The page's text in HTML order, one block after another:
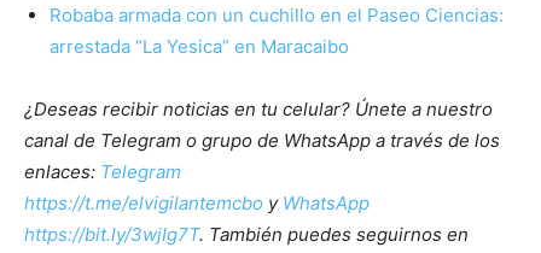
Robaba armada con un cuchillo en el Paseo Ciencias:
arrestada “La Yesica” en Maracaibo
¿Deseas recibir noticias en tu celular? Únete a nuestro
canal de Telegram o grupo de WhatsApp a través de los
enlaces: Telegram
https://t.me/elvigilantemcbo y WhatsApp
https://bit.ly/3wjIg7T. También puedes seguirnos en